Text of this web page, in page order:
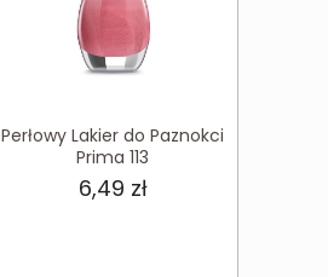
Perłowy Lakier do Paznokci
Prima 113
6,49 zł